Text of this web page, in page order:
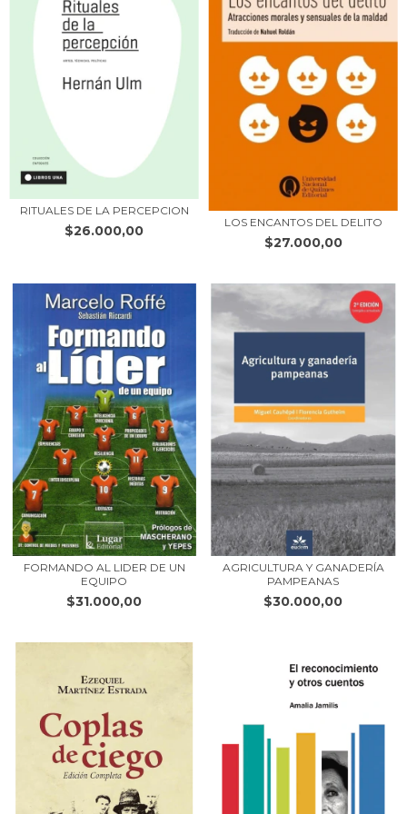
RITUALES DE LA PERCEPCION
$26.000,00
LOS ENCANTOS DEL DELITO
$27.000,00
FORMANDO AL LIDER DE UN
EQUIPO
$31.000,00
AGRICULTURA Y GANADERÍA
PAMPEANAS
$30.000,00